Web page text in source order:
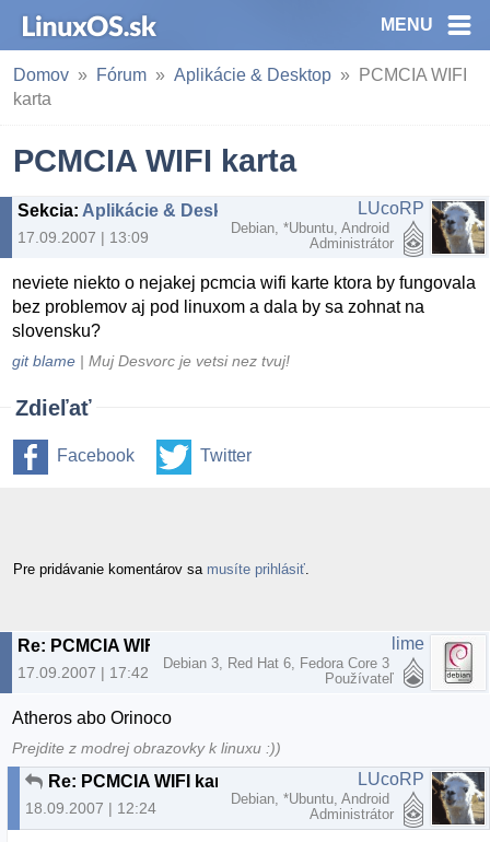
MENU
Domov Fórum Aplikácie & Desktop
PCMCIA WIFI
karta
PCMCIA WIFI karta
Sekcia: Aplikácie & Desktop
17.09.2007 | 13:09
LUcoRP
Debian, *Ubuntu, Android
Administrátor
neviete niekto o nejakej pcmcia wifi karte ktora by fungovala
bez problemov aj pod linuxom a dala by sa zohnat na
slovensku?
git blame | Muj Desvorc je vetsi nez tvuj!
Zdieľať
Facebook Twitter
Pre pridávanie komentárov sa musíte prihlásiť
Re: PCMCIA WIFI karta
17.09.2007 | 17:42
lime
Debian 3, Red Hat 6, Fedora Core 3
Používateľ
Atheros abo Orinoco
Prejdite z modrej obrazovky k linuxu :))
Re: PCMCIA WIFI karta
18.09.2007 | 12:24
LUcoRP
Debian, *Ubuntu, Android
Administrátor